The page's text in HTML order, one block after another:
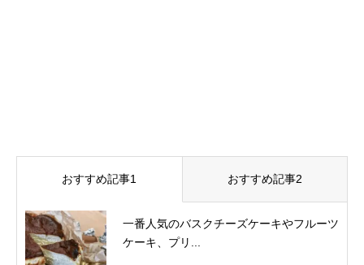
おすすめ記事1 おすすめ記事2
一番人気のバスクチーズケーキやフルーツ
ケーキ、プリ...